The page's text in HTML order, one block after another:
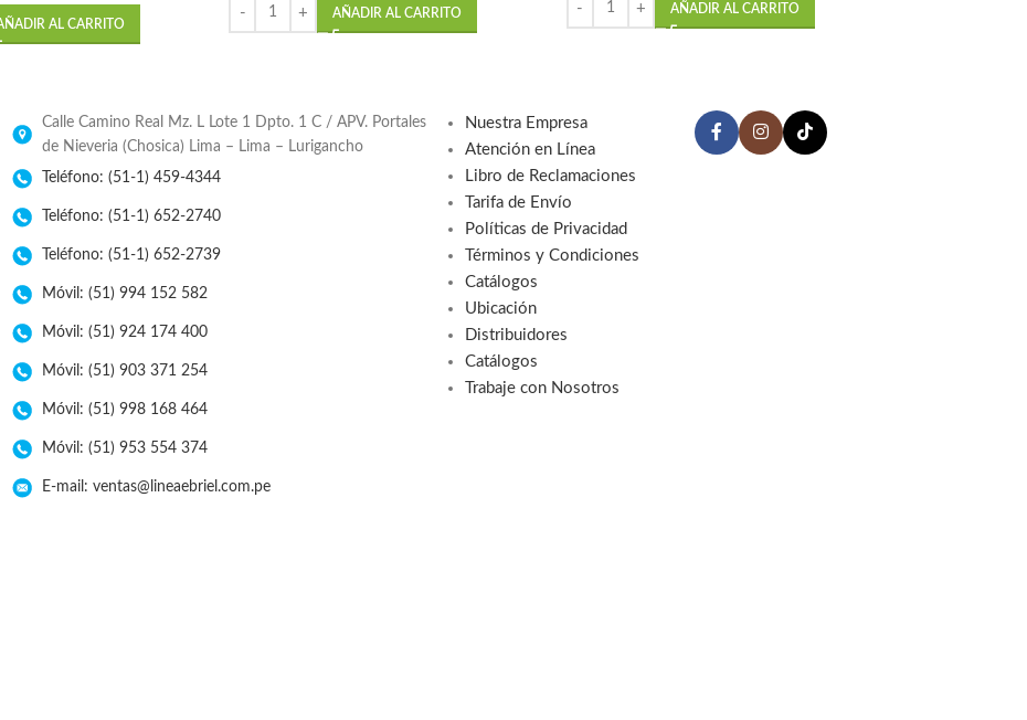
AL CARRITO
AÑADIR AL CARRITO AÑADIR AL CARRITO
Calle Camino Real Mz. L Lote 1 Dpto. 1 C / APV. Portales
de Nieveria (Chosica) Lima – Lima – Lurigancho
Teléfono: (51-1) 459-4344
Teléfono: (51-1) 652-2740
Teléfono: (51-1) 652-2739
Móvil: (51) 994 152 582
Móvil: (51) 924 174 400
Móvil: (51) 903 371 254
Móvil: (51) 998 168 464
Móvil: (51) 953 554 374
E-mail: ventas@lineaebriel.com.pe
Nuestra Empresa
Atención en Línea
Libro de Reclamaciones
Tarifa de Envío
Políticas de Privacidad
Términos y Condiciones
Catálogos
Ubicación
Distribuidores
Catálogos
Trabaje con Nosotros